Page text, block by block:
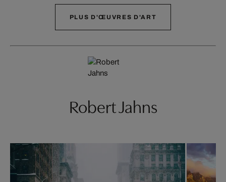
PLUS D'ŒUVRES D'ART
Robert Jahns